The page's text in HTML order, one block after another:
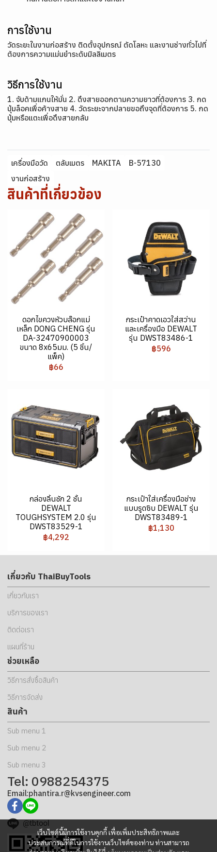
การใช้งาน
วัดระยะในงานก่อสร้าง ติดตั้งอุปกรณ์ ตัดโลหะ และงานช่างทั่วไปที่
ต้องการความแม่นยำระดับมิลลิเมตร
วิธีการใช้งาน
1. จับด้ามแกนให้มั่น 2. ดึงสายออกตามความยาวที่ต้องการ 3. กด
ปุ่มล็อคเพื่อค้างสาย 4. วัดระยะจากปลายขอถึงจุดที่ต้องการ 5. กด
ปุ่มหรือแตะเพื่อดึงสายกลับ
เครื่องมือวัด ตลับเมตร MAKITA
B-57130
งานก่อสร้าง
สินค้าที่เกี่ยวข้อง
ดอกไขควงหัวบล๊อกแม่
เหล็ก DONG CHENG รุ่น
DA-32470900003
ขนาด 8x65มม. (5 ชิ้น/
แพ็ค)
฿66
กระเป๋าคาดเอวใส่สว่าน
และเครื่องมือ DEWALT
รุ่น DWST83486-1
฿596
กล่องลิ้นชัก 2 ชั้น
DEWALT
TOUGHSYSTEM 2.0 รุ่น
DWST83529-1
฿4,292
กระเป๋าใส่เครื่องมือช่าง
แบบรูดซิบ DEWALT รุ่น
DWST83489-1
฿1,130
เว็บไซต์นี้มีการใช้งานคุกกี้ เพื่อเพิ่มประสิทธิภาพและ
ประสบการณ์ที่ดีในการใช้งานเว็บไซต์ของท่าน ท่านสามารถ
เกี่ยวกับ ThaiBuyTools
เกี่ยวกับเรา
บริการของเรา
ติดต่อเรา
แผนที่ร้าน
ช่วยเหลือ
วิธีการสั่งซื้อสินค้า
วิธีการจัดส่ง
สินค้า
Sub menu 1
Sub menu 2
Sub menu 3
Tel: 0988254375
Email:phantira.r@kvsengineer.com
@tbtool